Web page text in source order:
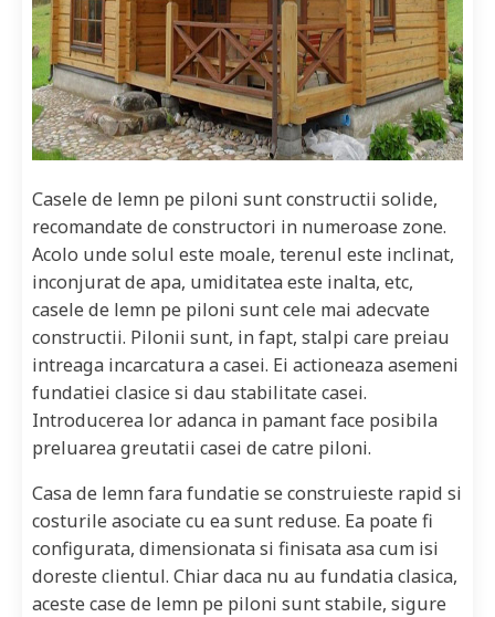
Casele de lemn pe piloni sunt constructii solide,
recomandate de constructori in numeroase zone.
Acolo unde solul este moale, terenul este inclinat,
inconjurat de apa, umiditatea este inalta, etc,
casele de lemn pe piloni sunt cele mai adecvate
constructii. Pilonii sunt, in fapt, stalpi care preiau
intreaga incarcatura a casei. Ei actioneaza asemeni
fundatiei clasice si dau stabilitate casei.
Introducerea lor adanca in pamant face posibila
preluarea greutatii casei de catre piloni.
Casa de lemn fara fundatie se construieste rapid si
costurile asociate cu ea sunt reduse. Ea poate fi
configurata, dimensionata si finisata asa cum isi
doreste clientul. Chiar daca nu au fundatia clasica,
aceste case de lemn pe piloni sunt stabile, sigure